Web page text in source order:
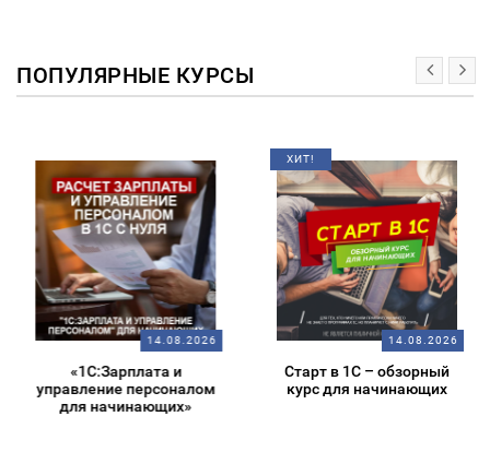
ПОПУЛЯРНЫЕ КУРСЫ
14.08.2026
«1С:Зарплата и
управление персоналом
для начинающих»
ХИТ!
14.08.2026
Старт в 1С – обзорный
курс для начинающих